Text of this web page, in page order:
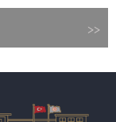
>>